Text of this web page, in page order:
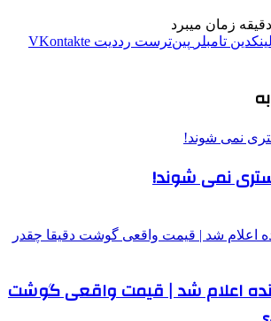
لینکدین ‫تامبلر ‫پین‌ترست ‫رددیت ‫VKontakte
نمی شوند!
اعلام شد | قیمت واقعی گوشت